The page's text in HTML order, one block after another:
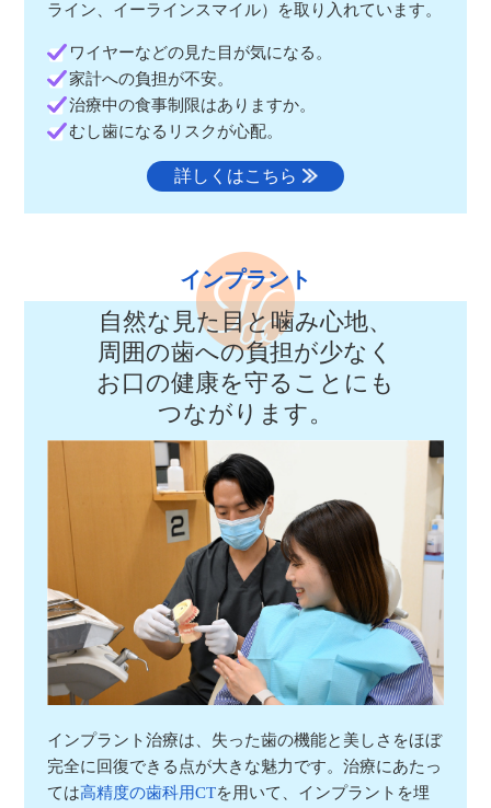
ライン、イーラインスマイル）を取り入れています。
ワイヤーなどの見た目が気になる。
家計への負担が不安。
治療中の食事制限はありますか。
むし歯になるリスクが心配。
詳しくはこちら
インプラント
自然な見た目と噛み心地、
周囲の歯への負担が少なく
お口の健康を守ることにも
つながります。
インプラント治療は、失った歯の機能と美しさをほぼ
完全に回復できる点が大きな魅力です。治療にあたっ
ては高精度の歯科用CTを用いて、インプラントを埋